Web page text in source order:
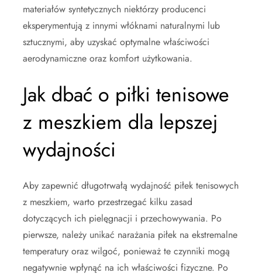
materiałów syntetycznych niektórzy producenci
eksperymentują z innymi włóknami naturalnymi lub
sztucznymi, aby uzyskać optymalne właściwości
aerodynamiczne oraz komfort użytkowania.
Jak dbać o piłki tenisowe
z meszkiem dla lepszej
wydajności
Aby zapewnić długotrwałą wydajność piłek tenisowych
z meszkiem, warto przestrzegać kilku zasad
dotyczących ich pielęgnacji i przechowywania. Po
pierwsze, należy unikać narażania piłek na ekstremalne
temperatury oraz wilgoć, ponieważ te czynniki mogą
negatywnie wpłynąć na ich właściwości fizyczne. Po